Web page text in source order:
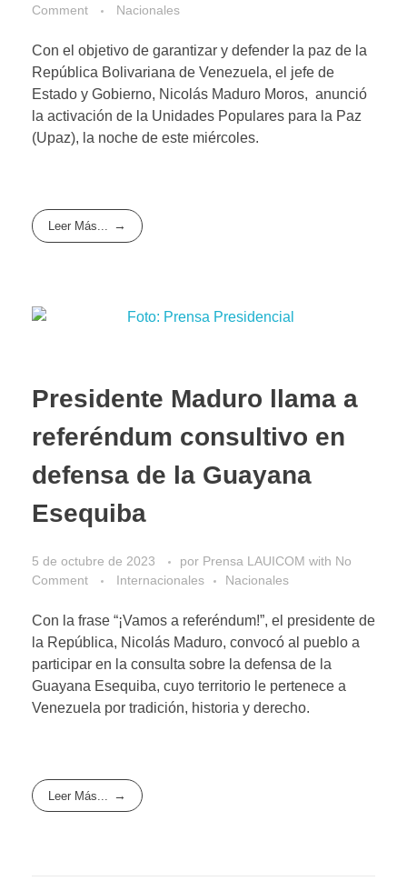
Comment
Nacionales
Con el objetivo de garantizar y defender la paz de la
República Bolivariana de Venezuela, el jefe de
Estado y Gobierno, Nicolás Maduro Moros, anunció
la activación de la Unidades Populares para la Paz
(Upaz), la noche de este miércoles.
Leer Más...
Presidente Maduro llama a
referéndum consultivo en
defensa de la Guayana
Esequiba
5 de octubre de 2023 por Prensa LAUICOM with No
Comment
Internacionales Nacionales
Con la frase “¡Vamos a referéndum!”, el presidente de
la República, Nicolás Maduro, convocó al pueblo a
participar en la consulta sobre la defensa de la
Guayana Esequiba, cuyo territorio le pertenece a
Venezuela por tradición, historia y derecho.
Leer Más...